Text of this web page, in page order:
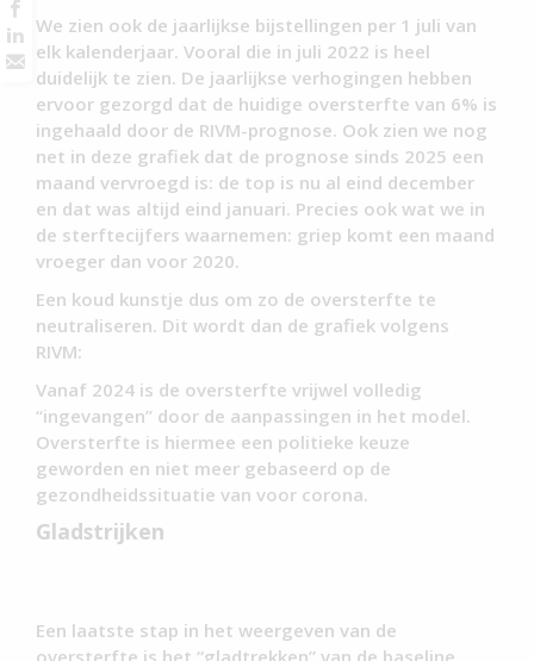
We zien ook de jaarlijkse bijstellingen per 1 juli van
elk kalenderjaar. Vooral die in juli 2022 is heel
duidelijk te zien. De jaarlijkse verhogingen hebben
ervoor gezorgd dat de huidige oversterfte van 6% is
ingehaald door de RIVM-prognose. Ook zien we nog
net in deze grafiek dat de prognose sinds 2025 een
maand vervroegd is: de top is nu al eind december
en dat was altijd eind januari. Precies ook wat we in
de sterftecijfers waarnemen: griep komt een maand
vroeger dan voor 2020.
Een koud kunstje dus om zo de oversterfte te
neutraliseren. Dit wordt dan de grafiek volgens
RIVM:
Vanaf 2024 is de oversterfte vrijwel volledig
“ingevangen” door de aanpassingen in het model.
Oversterfte is hiermee een politieke keuze
geworden en niet meer gebaseerd op de
gezondheidssituatie van voor corona.
Gladstrijken
Een laatste stap in het weergeven van de
oversterfte is het “gladtrekken” van de baseline.